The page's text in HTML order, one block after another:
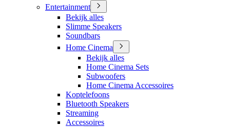
Entertainment
Bekijk alles
Slimme Speakers
Soundbars
Home Cinema
Bekijk alles
Home Cinema Sets
Subwoofers
Home Cinema Accessoires
Koptelefoons
Bluetooth Speakers
Streaming
Accessoires